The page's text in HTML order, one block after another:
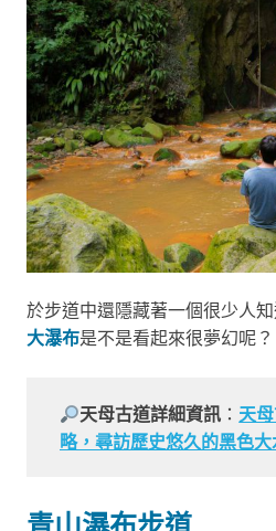
於步道中還隱藏著一個很少人
大瀑布是不是看起來很夢幻呢？
天母古道詳細資訊 ： 天
略，尋訪歷史悠久的黑色